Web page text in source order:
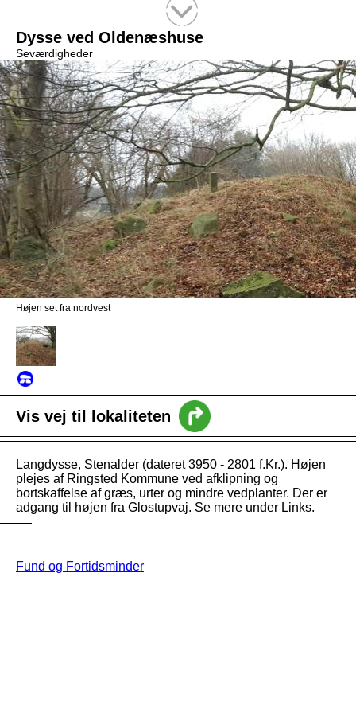
intro
Nyheder
Vejledning
Dysse ved Oldenæshuse
Seværdigheder
Højen set fra nordvest
Vis vej til lokaliteten
Langdysse, Stenalder (dateret 3950 - 2801 f.Kr.). Højen
plejes af Ringsted Kommune ved afklipning og
bortskaffelse af græs, urter og mindre vedplanter. Der er
adgang til højen fra Glostupvaj. Se mere under Links.
Fund og Fortidsminder